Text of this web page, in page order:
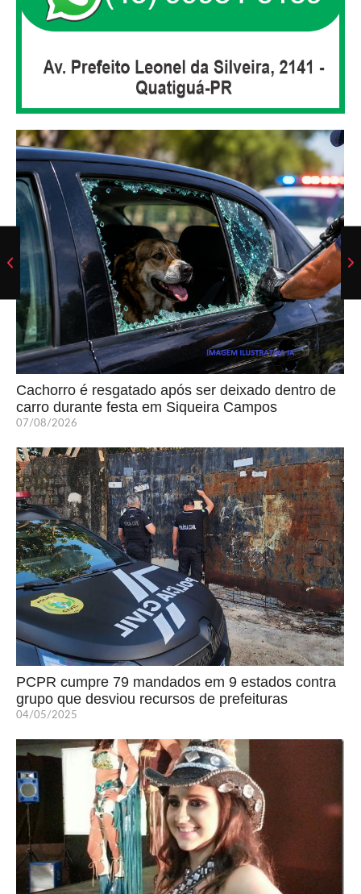
Cachorro é resgatado após ser deixado dentro de
carro durante festa em Siqueira Campos
07/08/2026
PCPR cumpre 79 mandados em 9 estados contra
grupo que desviou recursos de prefeituras
04/05/2025